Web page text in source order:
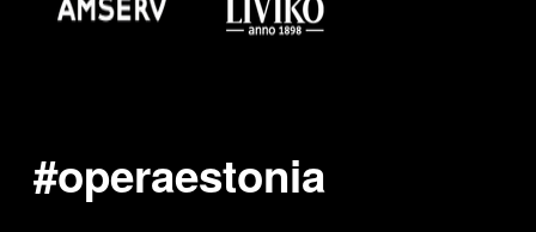
#operaestonia